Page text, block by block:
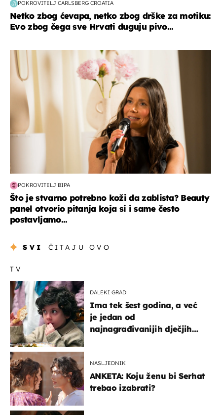
POKROVITELJ CARLSBERG CROATIA
Netko zbog ćevapa, netko zbog drške za motiku:
Evo zbog čega sve Hrvati duguju pivo...
moda & ljepota
POKROVITELJ BIPA
Što je stvarno potrebno koži da zablista? Beauty
panel otvorio pitanja koja si i same često
postavljamo...
SVI ČITAJU OVO
TV
DALEKI GRAD
Ima tek šest godina, a već
je jedan od
najnagrađivanijih dječjih
NASLJEDNIK
ANKETA: Koju ženu bi Serhat
trebao izabrati?